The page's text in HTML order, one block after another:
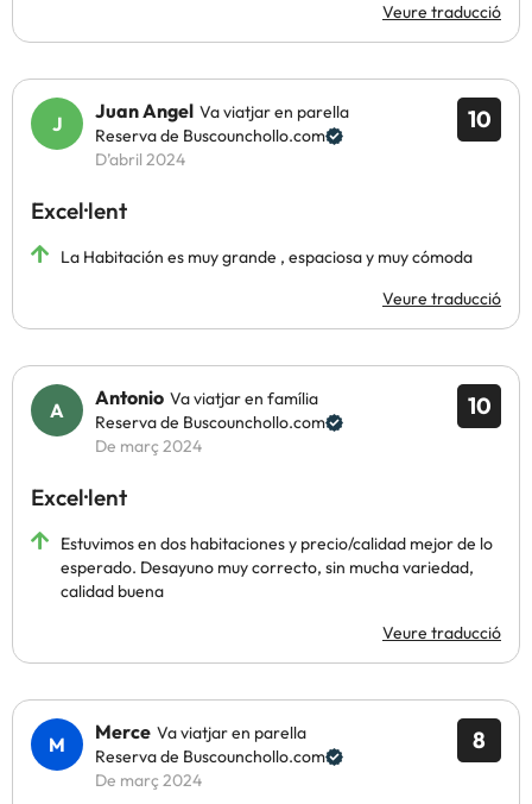
Veure traducció
10
Juan Angel Va viatjar en parella
Reserva de Buscounchollo.com
D’abril 2024
Excel·lent
La Habitación es muy grande , espaciosa y muy cómoda
Veure traducció
10
Antonio Va viatjar en família
Reserva de Buscounchollo.com
De març 2024
Excel·lent
Estuvimos en dos habitaciones y precio/calidad mejor de lo
esperado. Desayuno muy correcto, sin mucha variedad,
calidad buena
Veure traducció
8
Merce Va viatjar en parella
Reserva de Buscounchollo.com
De març 2024